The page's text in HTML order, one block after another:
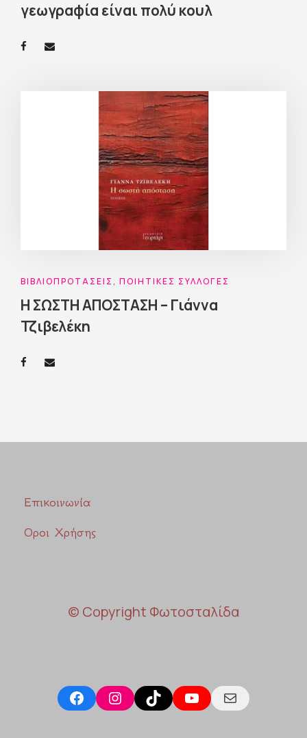
γεωγραφία είναι πολύ κουλ
ΒΙΒΛΙΟΠΡΟΤΆΣΕΙΣ, ΠΟΙΗΤΙΚΈΣ ΣΥΛΛΟΓΈΣ
Η ΣΩΣΤΗ ΑΠΟΣΤΑΣΗ – Γιάννα
Τζιβελέκη
Επικοινωνία
Οροι Χρήσης
© Copyright Φωτοσταλίδα
Facebook Instagram TikTok YouTube